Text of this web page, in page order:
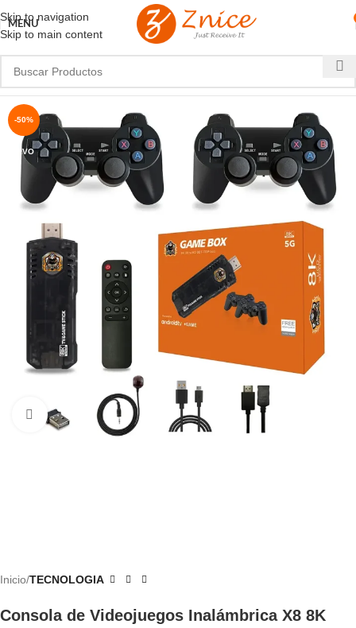
Skip to navigation
Skip to main content
MENU
-50%
NUEVO
Haga Clic Para Ampliar
Inicio TECNOLOGIA
Consola de Videojuegos Inalámbrica X8 8K